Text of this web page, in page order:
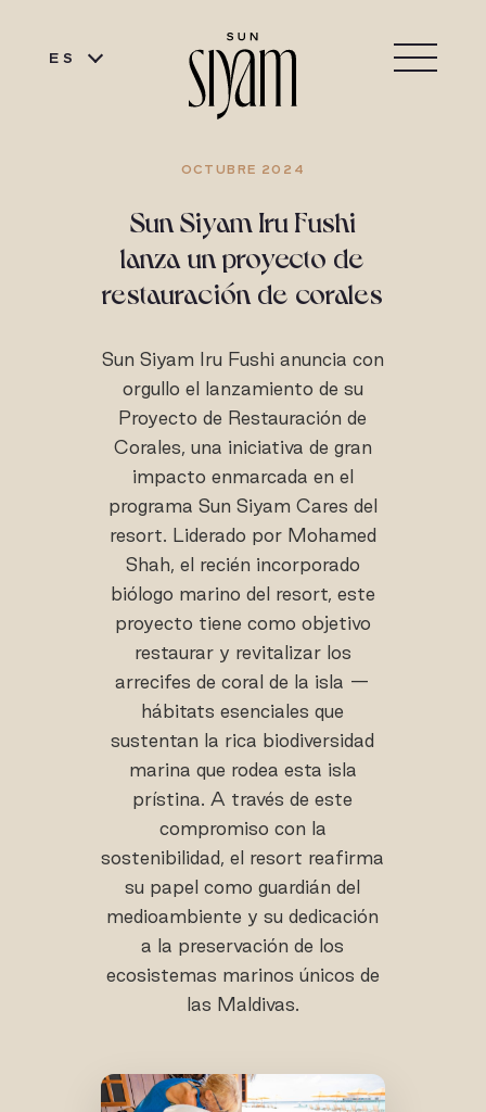
ES
OCTUBRE 2024
Sun Siyam Iru Fushi
lanza un proyecto de
restauración de corales
Sun Siyam Iru Fushi anuncia con
orgullo el lanzamiento de su
Proyecto de Restauración de
Corales, una iniciativa de gran
impacto enmarcada en el
programa Sun Siyam Cares del
resort. Liderado por Mohamed
Shah, el recién incorporado
biólogo marino del resort, este
proyecto tiene como objetivo
restaurar y revitalizar los
arrecifes de coral de la isla —
hábitats esenciales que
sustentan la rica biodiversidad
marina que rodea esta isla
prístina. A través de este
compromiso con la
sostenibilidad, el resort reafirma
su papel como guardián del
medioambiente y su dedicación
a la preservación de los
ecosistemas marinos únicos de
las Maldivas.